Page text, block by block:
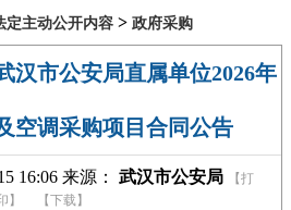
定主动公开内容 > 政府采购
汉市公安局直属单位2026年
空调采购项目合同公告
16:06 来源： 武汉市公安局
【打
】
【下载】